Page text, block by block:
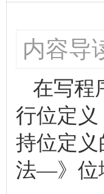
内容导
在写程
行位定
持位定义
法—》位